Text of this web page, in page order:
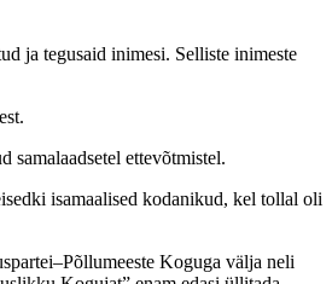
ja tegusaid inimesi. Selliste inimeste
samalaadsetel ettevõtmistel.
isamaalised kodanikud, kel tollal oli
Koguga välja neli